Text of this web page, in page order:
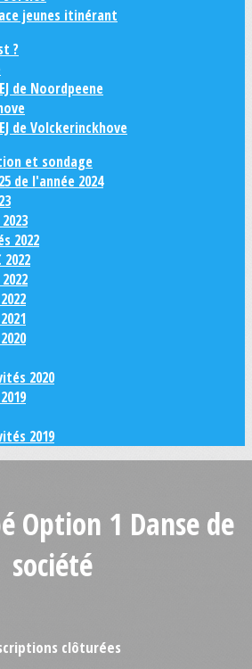
jeunes itinérant
?
de Noordpeene
de Volckerinckhove
et sondage
de l'année 2024
2022
2022
2020
2019
Option 1 Danse de
société
clôturées